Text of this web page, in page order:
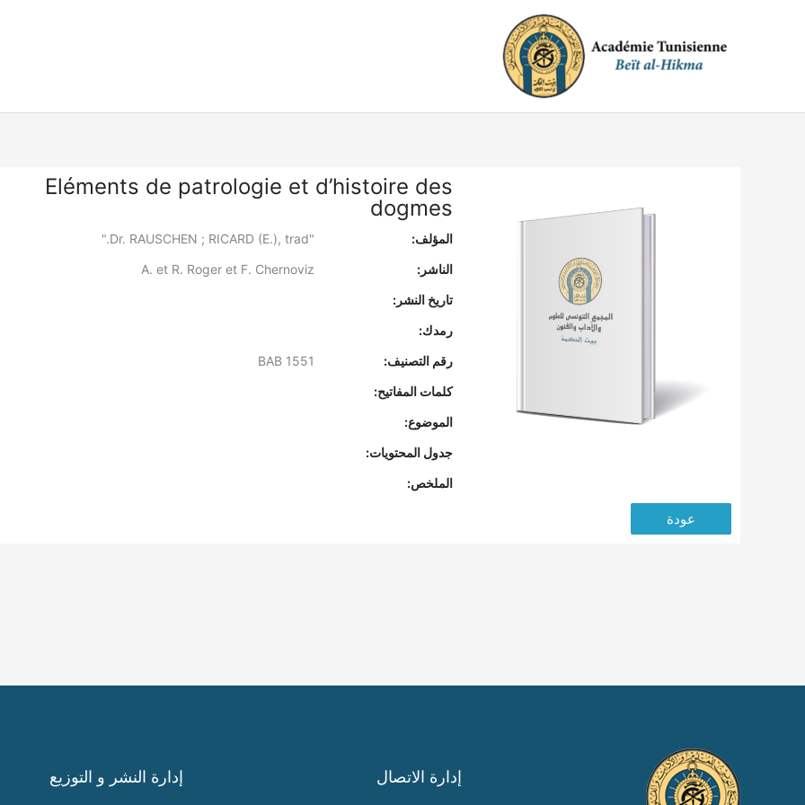
Eléments de patrologie et d’histoire des
dogmes
المؤلف:
"Dr. RAUSCHEN ; RICARD (E.), trad."
الناشر:
تاريخ النشر:
رمدك:
رقم التصنيف:
كلمات المفاتيح:
الموضوع:
جدول المحتويات:
الملخص:
عودة
إدارة الاتصال إدارة النشر و التوزيع